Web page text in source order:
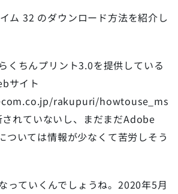
ム 32 のダウンロード方法を紹介し
くちんプリント3.0を提供している
サイト
rakupuri/howtouse_ms
れていないし、まだまだAdobe
ついては情報が少なくて苦労しそう
っていくんでしょうね。2020年5月